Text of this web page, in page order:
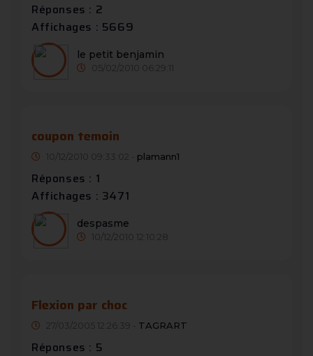
Réponses : 2
Affichages : 5669
le petit benjamin
05/02/2010 06:29:11
coupon temoin
10/12/2010 09:33:02 - plamann1
Réponses : 1
Affichages : 3471
despasme
10/12/2010 12:10:28
Flexion par choc
27/03/2005 12:26:39 - TAGRART
Réponses : 5